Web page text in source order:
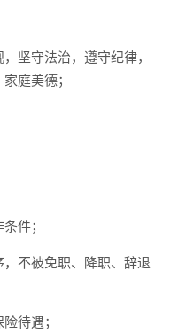
坚守法治，遵守纪律，
庭美德；
件；
，不被免职、降职、辞退
待遇；